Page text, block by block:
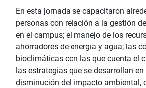
En esta jornada se capacitaron
personas con relación a la gestión
en el campus; el manejo de los
ahorradores de energía y agua; las
bioclimáticas con las que cuenta el
las estrategias que se desarrollan en
disminución del impacto ambiental,